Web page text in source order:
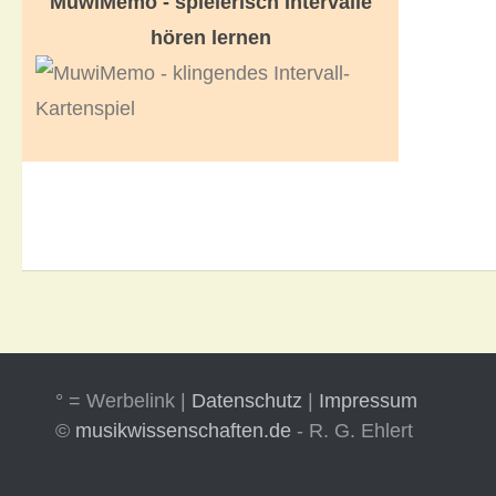
hören lernen
° = Werbelink | Datenschutz
Impressum
© musikwissenschaften.de - R. G. Ehlert